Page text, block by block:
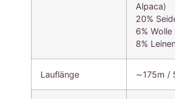
Alpaca)
20%
6% Wolle
8%
Lauflänge ∼175m /